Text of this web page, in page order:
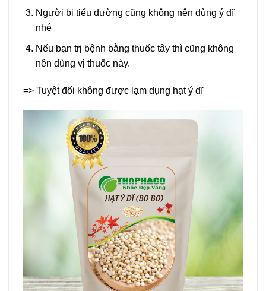
Người bị tiểu đường cũng không nên dùng ý dĩ
nhé
Nếu bạn trị bệnh bằng thuốc tây thì cũng không
nên dùng vị thuốc này.
=> Tuyệt đối không được lạm dụng hạt ý dĩ